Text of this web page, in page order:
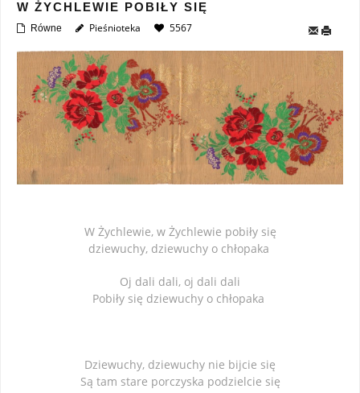
W ŻYCHLEWIE POBIŁY SIĘ
Równe Pieśnioteka 5567
W Żychlewie, w Żychlewie pobiły się
dziewuchy, dziewuchy o chłopaka
Oj dali dali, oj dali dali
Pobiły się dziewuchy o chłopaka
Dziewuchy, dziewuchy nie bijcie się
Są tam stare porczyska podzielcie się